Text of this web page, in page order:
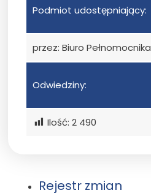
Podmiot udostępniający:
przez: Biuro
Odwiedziny:
Ilość: 2 490
Rejestr zmian